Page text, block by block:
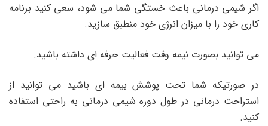
اگر شیمی درمانی باعث خستگی شما می شود، سعی کنید برنامه
کاری خود را با میزان انرژی خود منطبق سازید.
می توانید بصورت نیمه وقت فعالیت حرفه ای داشته باشید.
در صورتیکه شما تحت پوشش بیمه ای باشید می توانید از
استراحت درمانی در طول دوره شیمی درمانی به راحتی استفاده
کنید.